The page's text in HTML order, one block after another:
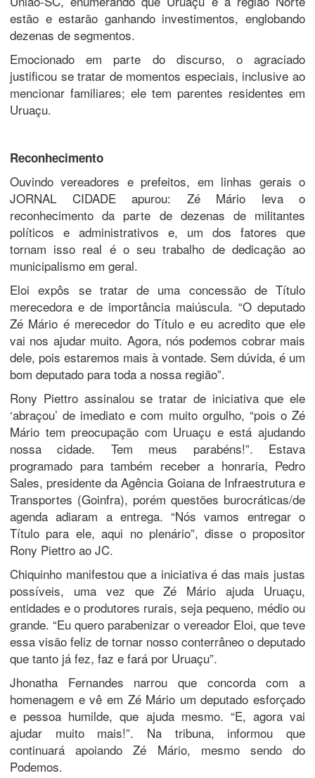
estão e estarão ganhando investimentos, englobando
dezenas de segmentos.
Emocionado em parte do discurso, o agraciado
justificou se tratar de momentos especiais, inclusive ao
mencionar familiares; ele tem parentes residentes em
Uruaçu.
Reconhecimento
Ouvindo vereadores e prefeitos, em linhas gerais o
JORNAL CIDADE apurou: Zé Mário leva o
reconhecimento da parte de dezenas de militantes
políticos e administrativos e, um dos fatores que
tornam isso real é o seu trabalho de dedicação ao
municipalismo em geral.
Eloi expôs se tratar de uma concessão de Título
merecedora e de importância maiúscula. “O deputado
Zé Mário é merecedor do Título e eu acredito que ele
vai nos ajudar muito. Agora, nós podemos cobrar mais
dele, pois estaremos mais à vontade. Sem dúvida, é um
bom deputado para toda a nossa região”.
Rony Piettro assinalou se tratar de iniciativa que ele
‘abraçou’ de imediato e com muito orgulho, “pois o Zé
Mário tem preocupação com Uruaçu e está ajudando
nossa cidade. Tem meus parabéns!”. Estava
programado para também receber a honraria, Pedro
Sales, presidente da Agência Goiana de Infraestrutura e
Transportes (Goinfra), porém questões burocráticas/de
agenda adiaram a entrega. “Nós vamos entregar o
Título para ele, aqui no plenário”, disse o propositor
Rony Piettro ao JC.
Chiquinho manifestou que a iniciativa é das mais justas
possíveis, uma vez que Zé Mário ajuda Uruaçu,
entidades e o produtores rurais, seja pequeno, médio ou
grande. “Eu quero parabenizar o vereador Eloi, que teve
essa visão feliz de tornar nosso conterrâneo o deputado
que tanto já fez, faz e fará por Uruaçu”.
Jhonatha Fernandes narrou que concorda com a
homenagem e vê em Zé Mário um deputado esforçado
e pessoa humilde, que ajuda mesmo. “E, agora vai
ajudar muito mais!”. Na tribuna, informou que
continuará apoiando Zé Mário, mesmo sendo do
Podemos.